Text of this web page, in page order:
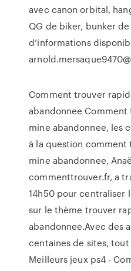
avec canon orbital,
QG de biker, bunker
d’informations
Comment trouver
abandonnee
mine abandonnee, les
à la question
mine abandonnee,
commenttrouver.fr, a
14h50 pour centraliser
sur le thème trouver
abandonnee.Avec des
centaines de sites,
Meilleurs jeux ps4 -